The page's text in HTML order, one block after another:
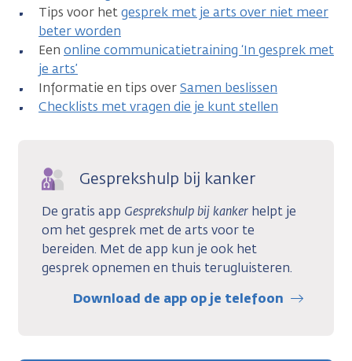
Tips voor hetgesprek met je arts over niet meer
beter worden
Een online communicatietraining ‘In gesprek met
je arts’
Informatie en tips overSamen beslissen
Checklists met vragen die je kunt stellen
Gesprekshulp bij kanker
De gratis app Gesprekshulp bij kanker helpt je
om het gesprek met de arts voor te
bereiden. Met de app kun je ook het
gesprek opnemen en thuis terugluisteren.
Download de app op je telefoon